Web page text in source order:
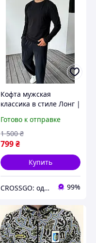
Кофта мужская
классика в стиле Лонг |
демисезонная
приталенная
Готово к отправке
799₴
1 500 ₴
Купить
CROSSGO: одежда и обувь для динамичной жизни 99%